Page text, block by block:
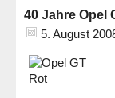
40 Jahre Opel
5. August